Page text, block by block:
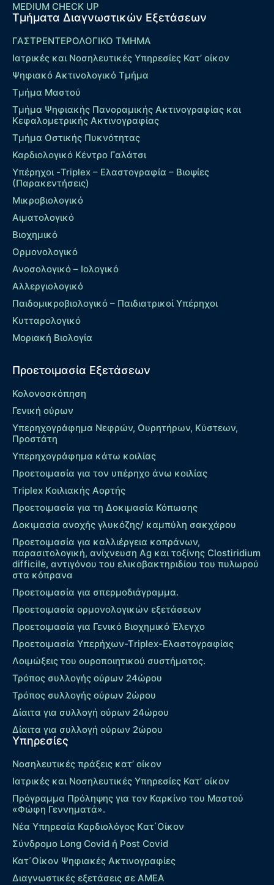
MEDIUM CHECK UP
Τμήματα Διαγνωστικών Εξετάσεων
ΓΑΣΤΡΕΝΤΕΡΟΛΟΓΙΚΟ ΤΜΗΜΑ
Ιατρικές και Νοσηλευτικές Υπηρεσίες Κατ’ οίκον
Ψηφιακό Ακτινολογικό Τμήμα
Τμήμα Μαστού
Τμήμα Ψηφιακής Πανοραμικής Ακτινογραφίας και
Κεφαλομετρικής Ακτινογραφίας
Τμήμα Οστικής Πυκνότητας
Καρδιολογικό Κέντρο Γαλάτσι
Υπέρηχοι -Triplex – Eλαστογραφία – Βιοψίες
(Παρακεντήσεις)
Μικροβιολογικό
Αιματολογικό
Βιοχημικό
Ορμονολογικό
Ανοσολογικό – Ιολογικό
Αλλεργιολογικό
Παιδομικροβιολογικό – Παιδιατρικοί Υπέρηχοι
Κυτταρολογικό
Μοριακή Βιολογία
Προετοιμασία Εξετάσεων
Κολονοσκόπηση
Γενική ούρων
Υπερηχογράφημα Νεφρών, Ουρητήρων, Κύστεων,
Προστάτη
Υπερηχογράφημα κάτω κοιλίας
Προετοιμασία για τον υπέρηχο άνω κοιλίας
Τriplex Kοιλιακής Αορτής
Προετοιμασία για τη Δοκιμασία Κόπωσης
Δοκιμασία ανοχής γλυκόζης/ καμπύλη σακχάρου
Προετοιμασία για καλλιέργεια κοπράνων,
παρασιτολογική, ανίχνευση Ag και τοξίνης Clostiridium
difficile, αντιγόνου του ελικοβακτηριδίου του πυλωρού
στα κόπρανα
Προετοιμασία για σπερμοδιάγραμμα.
Προετοιμασία ορμονολογικών εξετάσεων
Προετοιμασία για Γενικό Βιοχημικό Έλεγχο
Προετοιμασία Υπερήχων-Τriplex-Ελαστογραφίας
Λοιμώξεις του ουροποιητικού συστήματος.
Τρόπος συλλογής ούρων 24ώρου
Τρόπος συλλογής ούρων 2ώρου
Δίαιτα για συλλογή ούρων 24ώρου
Δίαιτα για συλλογή ούρων 2ώρου
Υπηρεσίες
Νοσηλευτικές πράξεις κατ’ οίκον
Ιατρικές και Νοσηλευτικές Υπηρεσίες Κατ’ οίκον
Πρόγραμμα Πρόληψης για τον Καρκίνο του Μαστού
«Φώφη Γεννηματά».
Νέα Υπηρεσία Καρδιολόγος Kατ΄Οίκον
Σύνδρομο Long Covid ή Post Covid
Κατ΄Οίκον Ψηφιακές Ακτινογραφίες
Διαγνωστικές εξετάσεις σε ΑΜΕΑ